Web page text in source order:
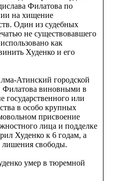
Филатова по
на хищение
Один из судебных
не существовавшего
как
Худенко и его
Атинский городской
Филатова виновными в
или
в особо крупных
присвоение
лица и подделке
Худенко к 6 годам, а
свободы.
умер в тюремной